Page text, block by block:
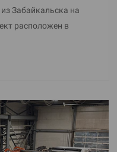
Забайкальска на
расположен в